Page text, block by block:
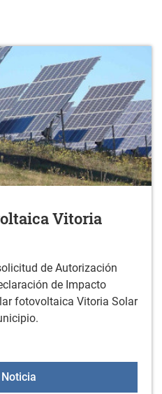
Vitoria
de Autorización
de Impacto
fotovoltaica Vitoria Solar
Planta solar fotovoltaica